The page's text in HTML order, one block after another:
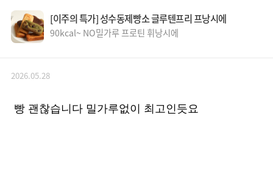
[이주의 특가] 성수동제빵소 글루텐프리 프낭시에
90kcal~ NO밀가루 프로틴 휘낭시에
2026.05.28
빵 괜찮습니다 밀가루없이 최고인듯요